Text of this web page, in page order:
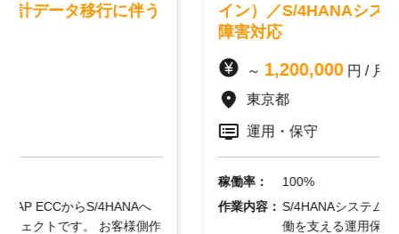
イン）／S/4HANAシステムの運用保守および
作業内容：S/4HANAシステムにおけるBasis領域の安定稼
働を支える運用保守プロジェクトです。 詳細ま